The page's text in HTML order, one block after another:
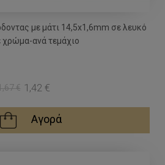
με μάτι 14,5x1,6mm σε λευκό
χρώμα-ανά τεμάχιο
€ 1,42 €
Αγορά